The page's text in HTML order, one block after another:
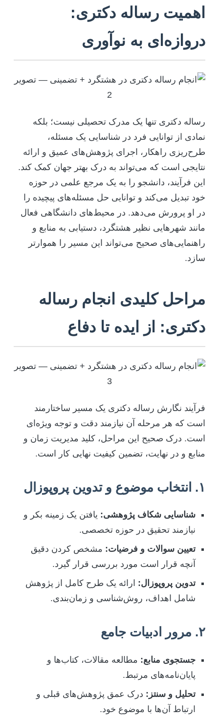
اهمیت رساله دکتری:
دروازه‌ای به نوآوری
رساله دکتری تنها یک مدرک تحصیلی نیست؛ بلکه
نمادی از توانایی فرد در شناسایی یک مسئله،
طرح‌ریزی راهکار، اجرای پژوهش‌های عمیق و ارائه
نتایجی است که می‌تواند به درک بهتر جهان کمک کند.
این فرآیند، دانشجو را به یک مرجع علمی در حوزه
خود تبدیل می‌کند و توانایی حل مسئله‌های پیچیده را
در او پرورش می‌دهد. در محیط‌های دانشگاهی فعال
مانند شهرهایی نظیر هشتگرد، دستیابی به منابع و
راهنمایی‌های صحیح می‌تواند این مسیر را هموارتر
سازد.
مراحل کلیدی انجام رساله
دکتری: از ایده تا دفاع
فرآیند نگارش رساله دکتری یک مسیر ساختارمند
است که هر مرحله آن نیازمند دقت و توجه ویژه‌ای
است. درک صحیح این مراحل، کلید مدیریت زمان و
منابع و در نهایت، تضمین کیفیت نهایی کار است.
۱. انتخاب موضوع و تدوین پروپوزال
شناسایی شکاف پژوهشی: یافتن یک زمینه بکر و
نیازمند تحقیق در حوزه تخصصی.
تعیین سوالات و فرضیات: مشخص کردن دقیق
آنچه قرار است مورد بررسی قرار گیرد.
تدوین پروپوزال: ارائه یک طرح کامل از پژوهش
شامل اهداف، روش‌شناسی و زمان‌بندی.
۲. مرور ادبیات جامع
جستجوی منابع: مطالعه مقالات، کتاب‌ها و
پایان‌نامه‌های مرتبط.
تحلیل و سنتز: درک عمق پژوهش‌های قبلی و
ارتباط آن‌ها با موضوع خود.